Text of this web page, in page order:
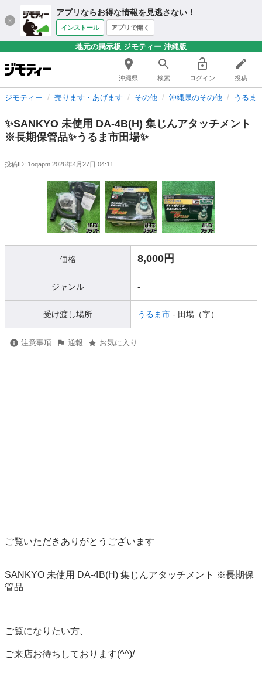
アプリならお得な情報を見逃さない！
インストール アプリで開く
地元の掲示板 ジモティー 沖縄版
沖縄県 検索 ログイン 投稿
ジモティー 売ります・あげます その他 沖縄県のその他 うるま
✨SANKYO 未使用 DA-4B(H) 集じんアタッチメント
※長期保管品✨うるま市田場✨
投稿ID: 1oqapm 2026年4月27日 04:11
価格 8,000円
ジャンル -
受け渡し場所 うるま市 - 田場（字）
注意事項 通報 お気に入り
ご覧いただきありがとうございます
SANKYO 未使用 DA-4B(H) 集じんアタッチメント ※長期保
管品
ご覧になりたい方、
ご来店お待ちしております(^^)/